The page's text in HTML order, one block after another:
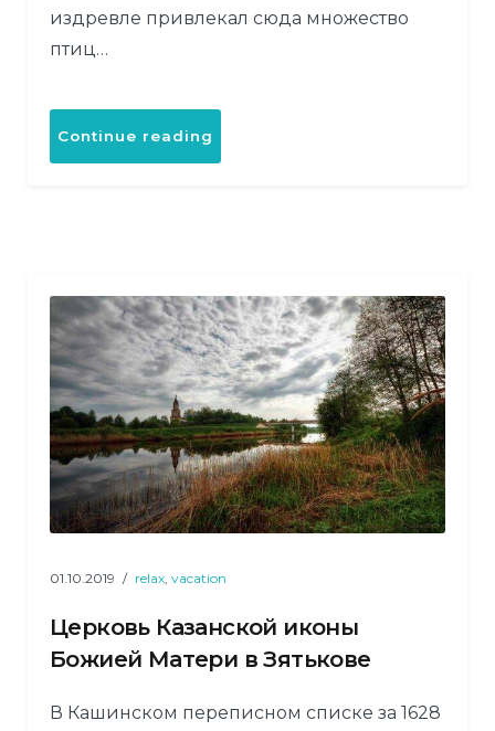
издревле привлекал сюда множество
птиц…
Continue reading
Родина»
01.10.2019 relax vacation
Церковь Казанской иконы
Божией Матери в Зятькове
В Кашинском переписном списке за 1628